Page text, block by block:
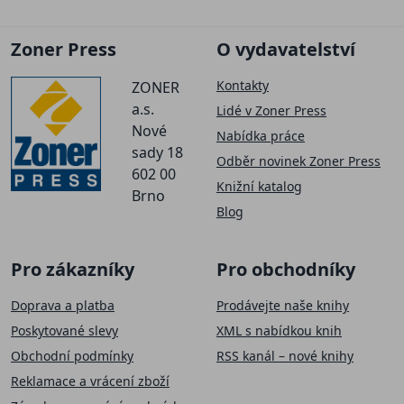
Zoner Press
ZONER
a.s.
Nové
sady 18
602 00
Brno
O vydavatelství
Kontakty
Lidé v Zoner Press
Nabídka práce
Odběr novinek Zoner Press
Knižní katalog
Blog
Pro zákazníky
Doprava a platba
Poskytované slevy
Obchodní podmínky
Reklamace a vrácení zboží
Pro obchodníky
Prodávejte naše knihy
XML s nabídkou knih
RSS kanál – nové knihy